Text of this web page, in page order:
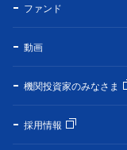
ファンド
動画
機関投資家のみなさま
採用情報